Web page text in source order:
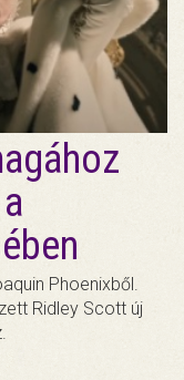
Phoenixből.
Ridley Scott új